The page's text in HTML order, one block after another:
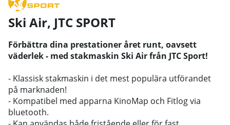
Ski Air, JTC SPORT
Förbättra dina prestationer året runt, oavsett
väderlek - med stakmaskin Ski Air från JTC Sport!
- Klassisk stakmaskin i det mest populära utförandet
på marknaden!
- Kompatibel med apparna KinoMap och Fitlog via
bluetooth.